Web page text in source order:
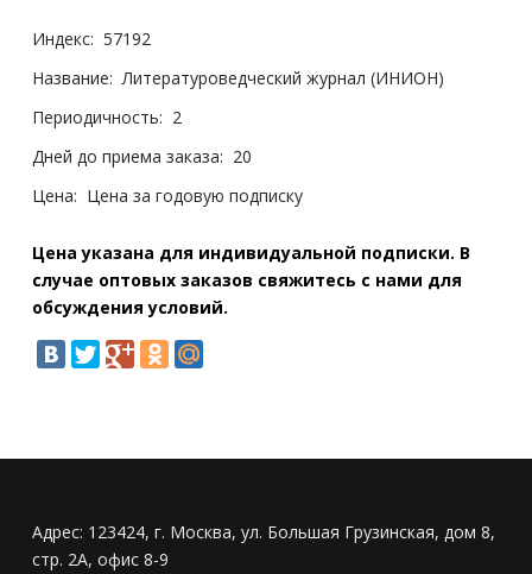
Индекс: 57192
Название: Литературоведческий журнал (ИНИОН)
Периодичность: 2
Дней до приема заказа: 20
Цена: Цена за годовую подписку
Цена указана для индивидуальной подписки. В
случае оптовых заказов свяжитесь с нами для
обсуждения условий.
Адрес: 123424, г. Москва, ул. Большая Грузинская, дом 8,
стр. 2А, офис 8-9